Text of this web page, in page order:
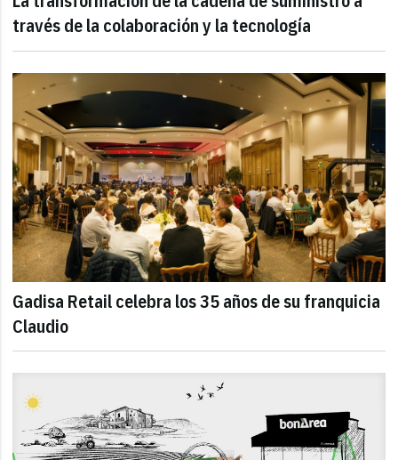
través de la colaboración y la tecnología
Gadisa Retail celebra los 35 años de su franquicia
Claudio